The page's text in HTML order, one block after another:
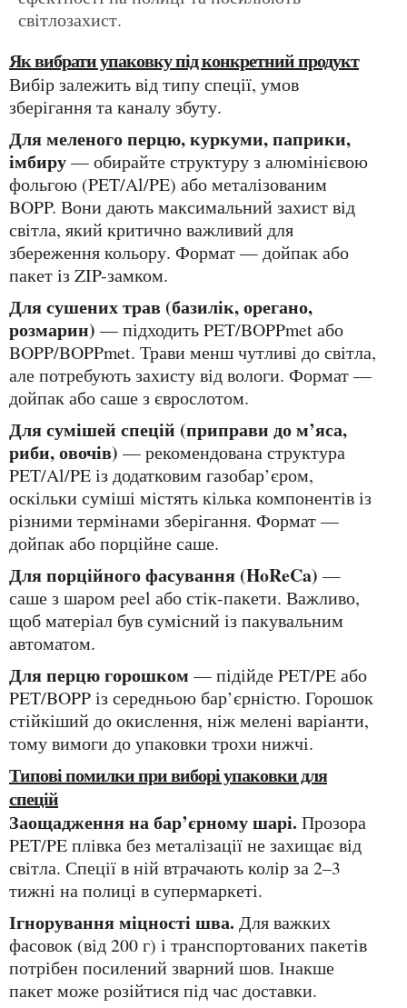
світлозахист.
Як вибрати упаковку під конкретний продукт
Вибір залежить від типу спеції, умов
зберігання та каналу збуту.
Для меленого перцю, куркуми, паприки,
імбиру— обирайте структуру з алюмінієвою
фольгою (PET/Al/PE) або металізованим
BOPP. Вони дають максимальний захист від
світла, який критично важливий для
збереження кольору. Формат — дойпак або
пакет із ZIP-замком.
Для сушених трав (базилік, орегано,
розмарин) — підходить PET/BOPPmet або
BOPP/BOPPmet. Трави менш чутливі до світла,
але потребують захисту від вологи. Формат —
дойпак або саше з єврослотом.
Для сумішей спецій (приправи до м’яса,
риби, овочів) — рекомендована структура
PET/Al/PE із додатковим газобар’єром,
оскільки суміші містять кілька компонентів із
різними термінами зберігання. Формат —
дойпак або порційне саше.
Для порційного фасування (HoReCa) —
саше з шаром peel або стік-пакети. Важливо,
щоб матеріал був сумісний із пакувальним
автоматом.
Для перцю горошком — підійде PET/PE або
PET/BOPP із середньою бар’єрністю. Горошок
стійкіший до окислення, ніж мелені варіанти,
тому вимоги до упаковки трохи нижчі.
Типові помилки при виборі упаковки для
спецій
Заощадження на бар’єрному шарі. Прозора
PET/PE плівка без металізації не захищає від
світла. Спеції в ній втрачають колір за 2–3
тижні на полиці в супермаркеті.
Ігнорування міцності шва. Для важких
фасовок (від 200 г) і транспортованих пакетів
потрібен посилений зварний шов. Інакше
пакет може розійтися під час доставки.